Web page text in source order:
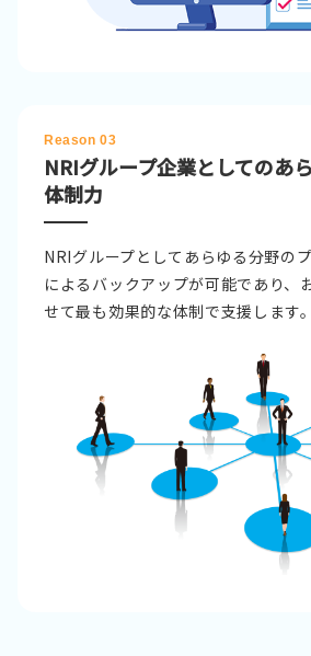
Reason 03
NRIグループ企業としてのあ
体制力
NRIグループとしてあらゆる分野の
によるバックアップが可能であり、
せて最も効果的な体制で支援します。